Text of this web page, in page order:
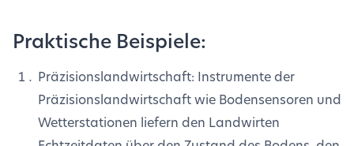
Praktische Beispiele:
Präzisionslandwirtschaft: Instrumente der
Präzisionslandwirtschaft wie Bodensensoren und
Wetterstationen liefern den Landwirten